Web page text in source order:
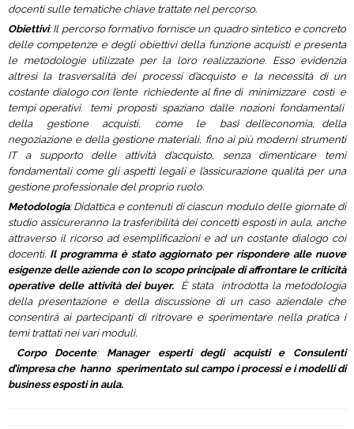
docenti sulle tematiche chiave trattate nel percorso.
Obiettivi: Il percorso formativo fornisce un quadro sintetico e concreto
delle competenze e degli obiettivi della funzione acquisti e presenta
le metodologie utilizzate per la loro realizzazione. Esso evidenzia
altresì la trasversalità dei processi d’acquisto e la necessità di un
costante dialogo con l’ente richiedente al fine di minimizzare costi e
tempi operativi. temi proposti spaziano dalle nozioni fondamentali
della gestione acquisti, come le basi dell’economia, della
negoziazione e della gestione materiali, fino ai più moderni strumenti
IT a supporto delle attività d’acquisto, senza dimenticare temi
fondamentali come gli aspetti legali e l’assicurazione qualità per una
gestione professionale del proprio ruolo.
Metodologia: Didattica e contenuti di ciascun modulo delle giornate di
studio assicureranno la trasferibilità dei concetti esposti in aula, anche
attraverso il ricorso ad esemplificazioni e ad un costante dialogo coi
docenti. Il programma è stato aggiornato per rispondere alle nuove
esigenze delle aziende con lo scopo principale di affrontare le criticità
operative delle attività dei buyer.È stata introdotta la metodologia
della presentazione e della discussione di un caso aziendale che
consentirà ai partecipanti di ritrovare e sperimentare nella pratica i
temi trattati nei vari moduli.
Corpo Docente: Manager esperti degli acquisti e Consulenti
d’impresa che hanno sperimentato sul campo i processi e i modelli di
business esposti in aula.